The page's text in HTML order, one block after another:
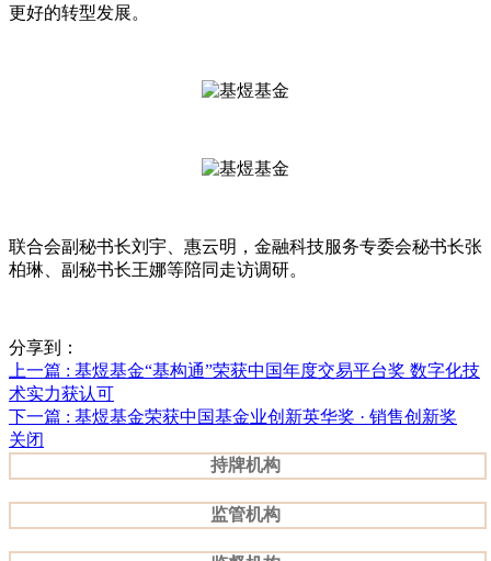
更好的转型发展。
联合会副秘书长刘宇、惠云明，金融科技服务专委会秘书长张
柏琳、副秘书长王娜等陪同走访调研。
分享到：
上一篇 : 基煜基金“基构通”荣获中国年度交易平台奖 数字化技
术实力获认可
下一篇 : 基煜基金荣获中国基金业创新英华奖 · 销售创新奖
关闭
持牌机构
监管机构